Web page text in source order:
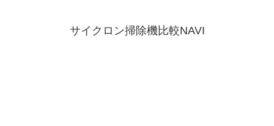
サイクロン掃除機比較NAVI